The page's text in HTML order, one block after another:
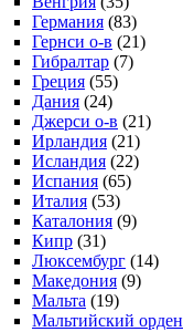
Германия (83)
Гернси о-в (21)
Гибралтар (7)
Греция (55)
Дания (24)
Джерси о-в (21)
Ирландия (21)
Исландия (22)
Испания (65)
Италия (53)
Каталония (9)
Кипр (31)
Люксембург (14)
Македония (9)
Мальта (19)
Мальтийский орден